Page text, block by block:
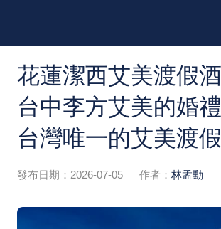
花蓮潔西艾美渡假
台中李方艾美的婚
台灣唯一的艾美渡
發布日期：2026-07-05 ｜ 作者： 林孟勳